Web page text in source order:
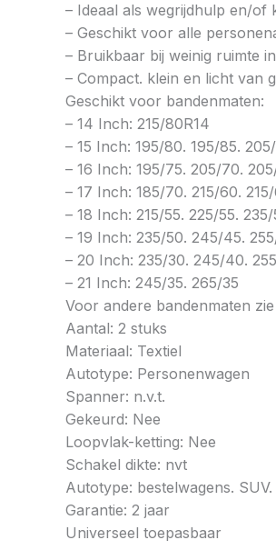
– Ideaal als wegrijdhulp en/of
– Geschikt voor alle
– Bruikbaar bij weinig ruimte
– Compact. klein en licht van
Geschikt voor bandenmaten:
– 14 Inch: 215/80R14
– 15 Inch: 195/80. 195/85.
– 16 Inch: 195/75. 205/70.
– 17 Inch: 185/70. 215/60.
– 18 Inch: 215/55. 225/55.
– 19 Inch: 235/50. 245/45.
– 20 Inch: 235/30. 245/40.
– 21 Inch: 245/35. 265/35
Voor andere bandenmaten
Aantal: 2 stuks
Materiaal: Textiel
Autotype: Personenwagen
Spanner: n.v.t.
Gekeurd: Nee
Loopvlak-ketting: Nee
Schakel dikte: nvt
Autotype: bestelwagens.
Garantie: 2 jaar
Universeel toepasbaar